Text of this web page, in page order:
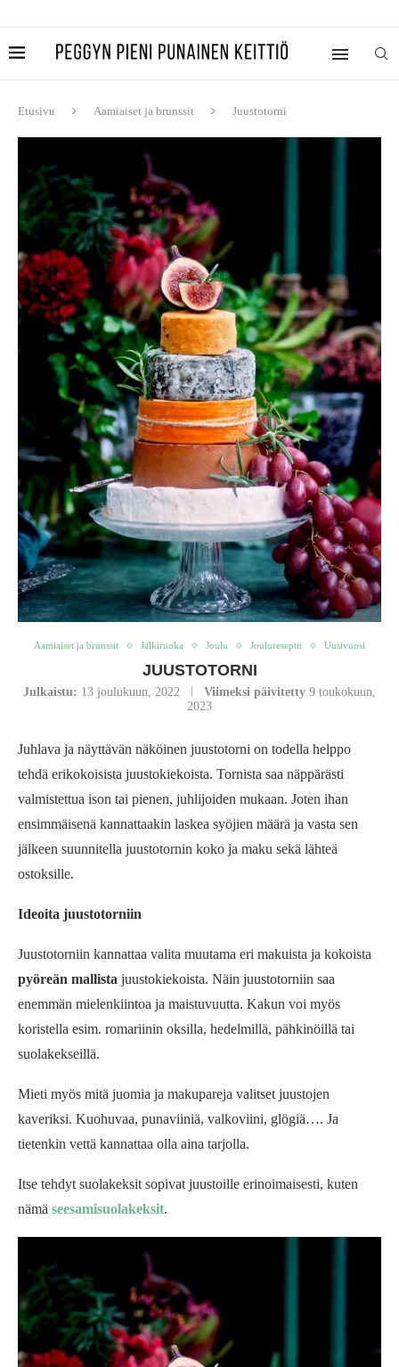
Etusivu Aamiaiset ja brunssit Juustotorni
Aamiaiset ja brunssit Jälkiruoka Joulu Joulureseptit Uusivuosi
JUUSTOTORNI
Julkaistu: 13 joulukuun, 2022 Viimeksi päivitetty 9 toukokuun,
2023
Juhlava ja näyttävän näköinen juustotorni on todella helppo
tehdä erikokoisista juustokiekoista. Tornista saa näppärästi
valmistettua ison tai pienen, juhlijoiden mukaan. Joten ihan
ensimmäisenä kannattaakin laskea syöjien määrä ja vasta sen
jälkeen suunnitella juustotornin koko ja maku sekä lähteä
ostoksille.
Ideoita juustotorniin
Juustotorniin kannattaa valita muutama eri makuista ja kokoista
pyöreän mallista juustokiekoista. Näin juustotorniin saa
enemmän mielenkiintoa ja maistuvuutta. Kakun voi myös
koristella esim. romariinin oksilla, hedelmillä, pähkinöillä tai
suolakekseillä.
Mieti myös mitä juomia ja makupareja valitset juustojen
kaveriksi. Kuohuvaa, punaviiniä, valkoviini, glögiä…. Ja
tietenkin vettä kannattaa olla aina tarjolla.
Itse tehdyt suolakeksit sopivat juustoille erinoimaisesti, kuten
nämä seesamisuolakeksit.